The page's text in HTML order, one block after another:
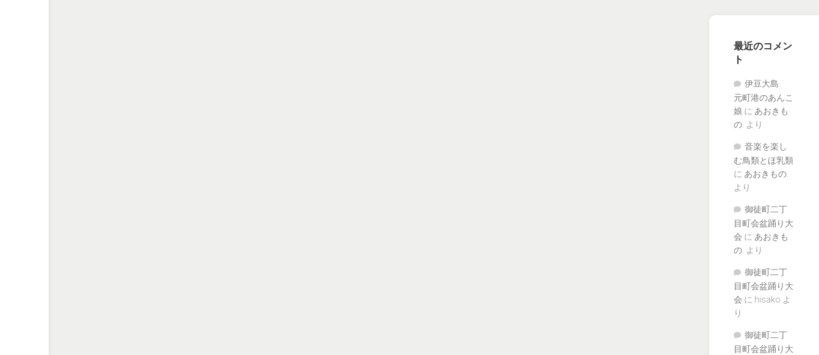
最近のコメン
ト
伊豆大島
元町港のあんこ
娘 に あおきも
の. より
音楽を楽し
む鳥類とほ乳類
に あおきもの.
より
御徒町二丁
目町会盆踊り大
会 に あおきも
の. より
御徒町二丁
目町会盆踊り大
会 に hisako よ
り
御徒町二丁
目町会盆踊り大